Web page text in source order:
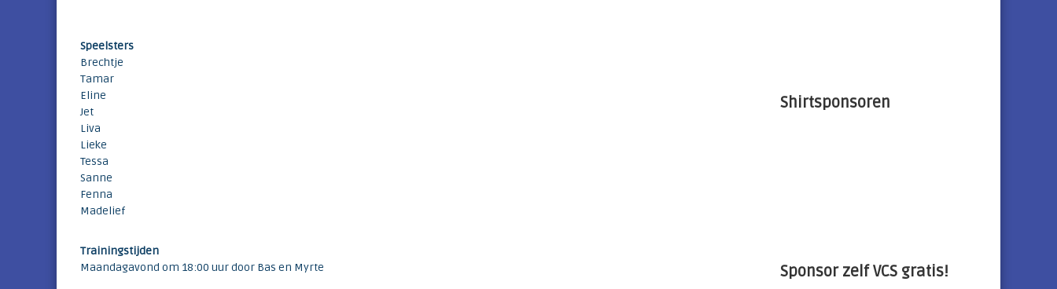
h
e
i
m
c
l
u
b
v
a
n
d
e
b
o
e
n
Speelsters
Brechtje
Tamar
Eline
Jet
Liva
Lieke
Tessa
Sanne
Fenna
Madelief
Trainingstijden
Maandagavond om 18:00 uur door Bas en Myrte
Shirtsponsoren
Sponsor zelf VCS gratis!